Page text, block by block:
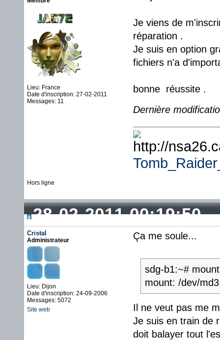
Lieu: France
Date d'inscription: 27-02-2011
Messages: 11
Je viens de
réparation .
Je suis en option
fichiers n'a
bonne réussite .
Dernière
Hors ligne
28-02-2011 00:19:50
Cristal
Administrateur
Lieu: Dijon
Date d'inscription: 24-09-2006
Messages: 5072
Site web
Ça me soule...
sdg-b1:~#
mount: /dev/
Il ne veut pas me
Je suis en train de
doit balayer tout